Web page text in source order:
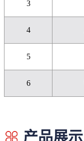
3
4
5
6
产品展示